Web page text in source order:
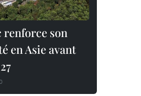
renforce son
en Asie avant